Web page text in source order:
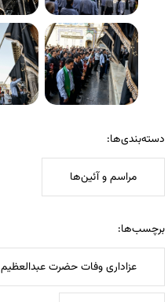
دسته‌بندی‌ها:
مراسم و آئین‌ها
برچسب‌ها:
عزاداری وفات حضرت عبدالعظیم